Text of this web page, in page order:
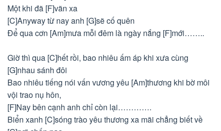
Một khi đã [F]vãn xa
[C]Anyway từ nay anh [G]sẽ cố quên
Để qua cơn [Am]mưa mỗi đêm là ngày nắng [F]mới……..
Giờ thì qua [C]hết rồi, bao nhiêu ấm áp khi xưa cùng
[G]nhau sánh đôi
Bao nhiêu tiếng nói vấn vương yêu [Am]thương khi bờ môi
vội trao nụ hôn,
[F]Nay bên cạnh anh chỉ còn lại………….
Biển xanh [C]sóng trào yêu thương xa mãi chẳng biết về